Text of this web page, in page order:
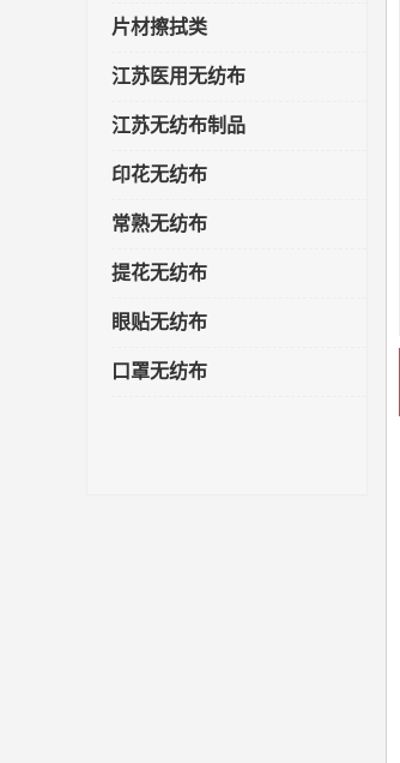
片材擦拭类
江苏医用无纺布
江苏无纺布制品
印花无纺布
常熟无纺布
提花无纺布
眼贴无纺布
口罩无纺布